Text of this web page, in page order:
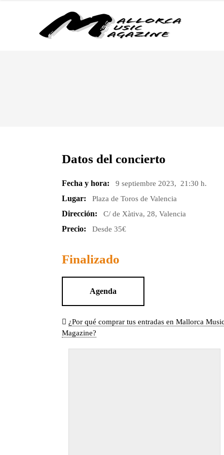
Datos del concierto
Fecha y hora: 9 septiembre 2023, 21:30 h.
Lugar: Plaza de Toros de Valencia
Dirección: C/ de Xàtiva, 28, Valencia
Precio: Desde 35€
Finalizado
Agenda
¿Por qué comprar tus entradas en Mallorca Music
Magazine?